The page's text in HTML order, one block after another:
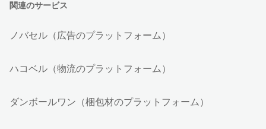
関連のサービス
ノバセル（広告のプラットフォーム）
ハコベル（物流のプラットフォーム）
ダンボールワン（梱包材のプラットフォーム）